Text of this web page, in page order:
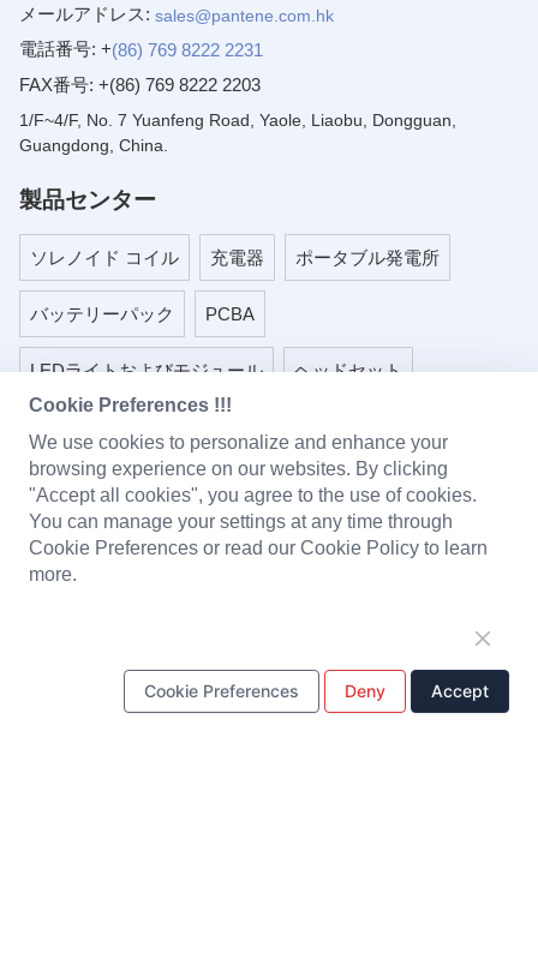
メールアドレス: sales@pantene.com.hk
電話番号: +(86) 769 8222 2231
FAX番号: +(86) 769 8222 2203
1/F~4/F, No. 7 Yuanfeng Road, Yaole, Liaobu, Dongguan,
Guangdong, China.
製品センター
ソレノイド コイル 充電器 ポータブル発電所
バッテリーパック PCBA
LEDライトおよびモジュール ヘッドセット
金属スタンピング部品
ワンストップソリューション
サプライチェーン管理
Cookie Preferences !!!
We use cookies to personalize and enhance your
browsing experience on our websites. By clicking
"Accept all cookies", you agree to the use of cookies.
You can manage your settings at any time through
Cookie Preferences or read our Cookie Policy to learn
more.
Cookie Preferences Deny Accept